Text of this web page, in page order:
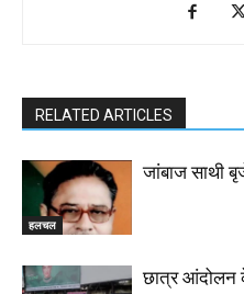
RELATED ARTICLES
हलचल
जांबाज साथी
छात्र आंदोलन